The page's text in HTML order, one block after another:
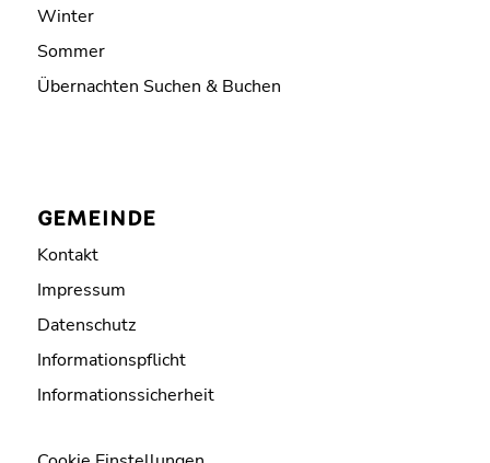
Winter
Sommer
Übernachten Suchen & Buchen
GEMEINDE
Kontakt
Impressum
Datenschutz
Informationspflicht
Informationssicherheit